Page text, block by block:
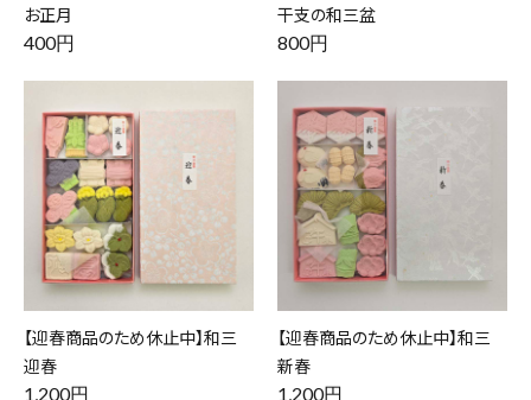
お正月
400円
干支の和三盆
800円
【迎春商品のため休止中】和三
迎春
1,200円
【迎春商品のため休止中】和三
新春
1,200円